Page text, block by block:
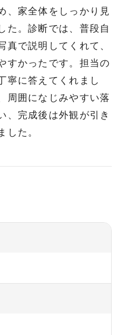
、家全体をしっかり見
た。診断では、普段自
で説明してくれて、
すかったです。担当の
寧に答えてくれまし
周囲になじみやすい落
、完成後は外観が引き
した。